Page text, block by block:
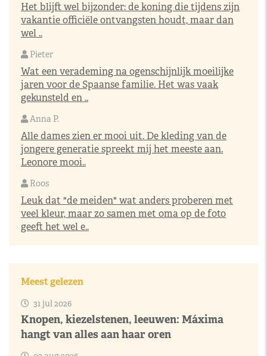
Het blijft wel bijzonder: de koning die tijdens zijn
vakantie officiële ontvangsten houdt, maar dan
wel ..
Pieter
Wat een verademing na ogenschijnlijk moeilijke
jaren voor de Spaanse familie. Het was vaak
gekunsteld en ..
Anna P.
Alle dames zien er mooi uit. De kleding van de
jongere generatie spreekt mij het meeste aan.
Leonore mooi..
Roos
Leuk dat "de meiden" wat anders proberen met
veel kleur, maar zo samen met oma op de foto
geeft het wel e..
Meest gelezen
31 jul 2026
Knopen, kiezelstenen, leeuwen: Máxima
hangt van alles aan haar oren